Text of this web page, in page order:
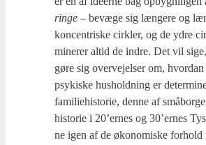
rin­ge – bevæ­ge sig læn­ge­re og
kon­cen­tri­ske cirk­ler, og de ydre
mi­ne­rer altid de indre. Det vil
gøre sig over­vej­el­ser om, hvor­dan
psy­ki­ske hus­hold­ning er
fami­lie­hi­sto­rie, den­ne af
histo­rie i 20’ernes og 30’ernes
ne igen af de øko­no­mi­ske for­hold